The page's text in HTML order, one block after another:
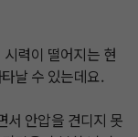
력이 떨어지는 현
날 수 있는데요.
서 안압을 견디지 못